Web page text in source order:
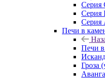
Серия
Серия
Печи в
Печи
Гроза